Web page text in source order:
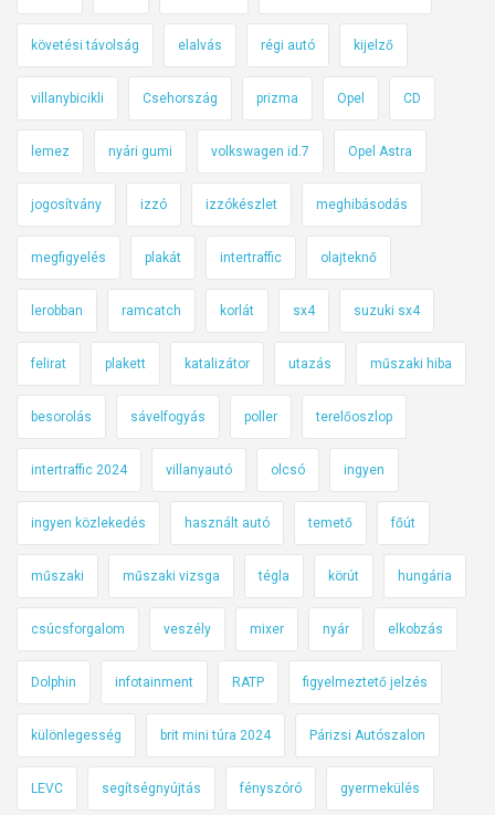
követési távolság elalvás régi autó kijelző
villanybicikli Csehország prizma Opel CD
lemez nyári gumi volkswagen id.7 Opel Astra
jogosítvány izzó izzókészlet meghibásodás
megfigyelés plakát intertraffic olajteknő
lerobban ramcatch korlát sx4 suzuki sx4
felirat plakett katalizátor utazás műszaki hiba
besorolás sávelfogyás poller terelőoszlop
intertraffic 2024 villanyautó olcsó ingyen
ingyen közlekedés használt autó temető főút
műszaki műszaki vizsga tégla körút hungária
csúcsforgalom veszély mixer nyár elkobzás
Dolphin infotainment RATP figyelmeztető jelzés
különlegesség brit mini túra 2024 Párizsi Autószalon
LEVC segítségnyújtás fényszóró gyermekülés